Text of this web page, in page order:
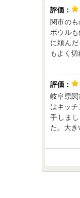
関市の
ボウル
に頼ん
もよく
岐阜県
はキッ
手しま
た。大